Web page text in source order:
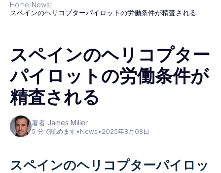
Home/News/
スペインのヘリコプターパイロットの労働条件が精査される
スペインのヘリコプター
パイロットの労働条件が
精査される
著者 James Miller
5 分で読めます•News•2025年8月08日
スペインのヘリコプターパイロッ